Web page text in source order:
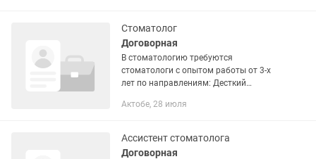
Стоматолог
Договорная
В стоматологию требуются
стоматологи с опытом работы от 3-х
лет по направлениям: Десткий
условия обговариваются
Актобе, 28 июля
Ассистент стоматолога
Договорная